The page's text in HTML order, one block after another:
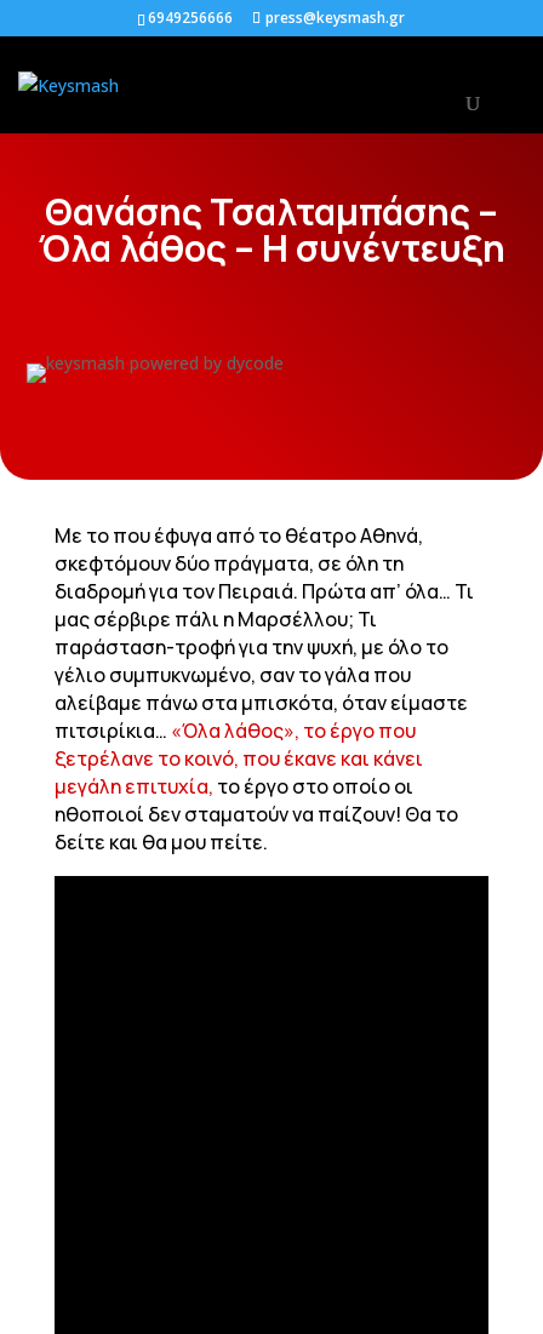
6949256666 press@keysmash.gr
Θανάσης Τσαλταμπάσης –
Όλα λάθος – Η συνέντευξη
Με το που έφυγα από το θέατρο Αθηνά,
σκεφτόμουν δύο πράγματα, σε όλη τη
διαδρομή για τον Πειραιά. Πρώτα απ’ όλα… Τι
μας σέρβιρε πάλι η Μαρσέλλου; Τι
παράσταση-τροφή για την ψυχή, με όλο το
γέλιο συμπυκνωμένο, σαν το γάλα που
αλείβαμε πάνω στα μπισκότα, όταν είμαστε
πιτσιρίκια… «Όλα λάθος», το έργο που
ξετρέλανε το κοινό, που έκανε και κάνει
μεγάλη επιτυχία, το έργο στο οποίο οι
ηθοποιοί δεν σταματούν να παίζουν! Θα το
δείτε και θα μου πείτε.